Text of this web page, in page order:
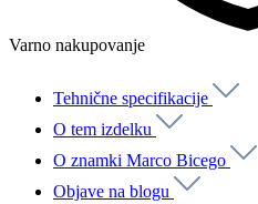
Varno nakupovanje
Tehnične specifikacije
O tem izdelku
O znamki Marco Bicego
Objave na blogu